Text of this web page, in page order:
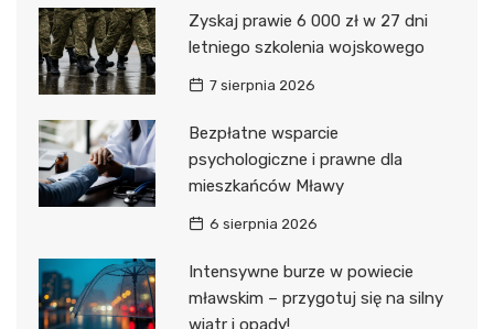
Zyskaj prawie 6 000 zł w 27 dni
letniego szkolenia wojskowego
7 sierpnia 2026
Bezpłatne wsparcie
psychologiczne i prawne dla
mieszkańców Mławy
6 sierpnia 2026
Intensywne burze w powiecie
mławskim – przygotuj się na silny
wiatr i opady!